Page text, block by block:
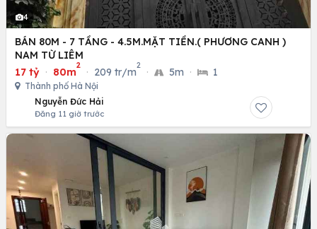
4
BÁN 80M - 7 TẦNG - 4.5M.MẶT TIỀN.( PHƯƠNG CANH )
NAM TỪ LIÊM
17 tỷ · 80m
2
· 209 tr/m
2
· 5m · 1
Thành phố Hà Nội
Nguyễn Đức Hải
Đăng 11 giờ trước